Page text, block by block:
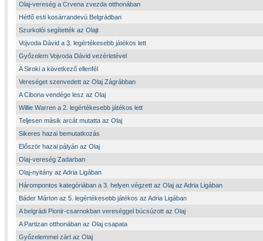
Olaj-vereség a Crvena zvezda otthonában
Hétfő esti kosárrandevú Belgrádban
Szurkolói segítették az Olajt
Vojvoda Dávid a 3. legértékesebb játékos lett
Győzelem Vojvoda Dávid vezérletével
A Siroki a következő ellenfél
Vereséget szenvedett az Olaj Zágrábban
A Cibona vendége lesz az Olaj
Willie Warren a 2. legértékesebb játékos lett
Teljesen másik arcát mutatta az Olaj
Sikeres hazai bemutatkozás
Először hazai pályán az Olaj
Olaj-vereség Zadarban
Olaj-nyitány az Adria Ligában
Hárompontos kategóriában a 3. helyen végzett az Olaj az Adria Ligában
Báder Márton az 5. legértékesebb játékos az Adria Ligában
A belgrádi Pionir-csarnokban vereséggel búcsúzott az Olaj
A Partizan otthonában az Olaj csapata
Győzelemmel zárt az Olaj